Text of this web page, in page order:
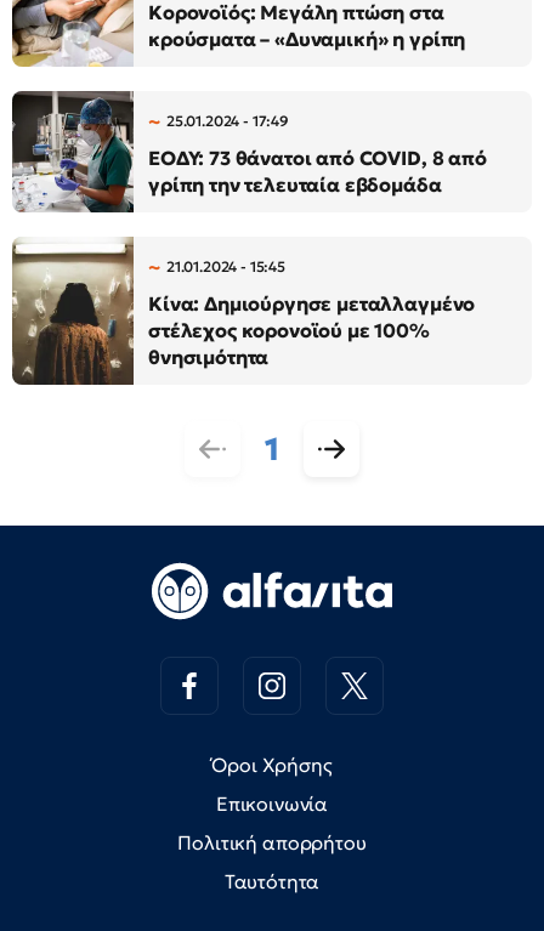
Κορονοϊός: Μεγάλη πτώση στα
κρούσματα – «Δυναμική» η γρίπη
25.01.2024 - 17:49
ΕΟΔΥ: 73 θάνατοι από COVID, 8 από
γρίπη την τελευταία εβδομάδα
21.01.2024 - 15:45
Κίνα: Δημιούργησε μεταλλαγμένο
στέλεχος κορονοϊού με 100%
θνησιμότητα
1
Όροι Χρήσης
Επικοινωνία
Πολιτική απορρήτου
Ταυτότητα